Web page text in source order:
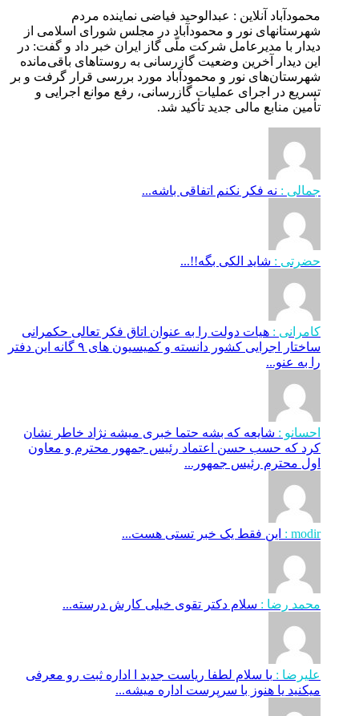
محمودآباد آنلاین : عبدالوحید فیاضی نماینده مردم
شهرستانهای نور و محمودآباد در مجلس شورای اسلامی از
دیدار با مدیرعامل شرکت ملّی گاز ایران خبر داد و گفت: در
این دیدار آخرین وضعیت گازرسانی به روستاهای باقی‌مانده
شهرستان‌های نور و محمودآباد مورد بررسی قرار گرفت و بر
تسریع در اجرای عملیات گازرسانی، رفع موانع اجرایی و
تأمین منابع مالی جدید تأکید شد.
جمالی : نه فکر نکنم اتفاقی باشه...
حضرتی : شاید الکی بگه!!...
کامرانی : هیات دولت را به عنوان اتاق فکر تعالی حکمرانی
ساختار اجرایی کشور دانسته و کمیسیون های ۹ گانه این دفتر
را به عنو...
احسانو : شایعه که بشه حتما خبری میشه نژاد خاطر نشان
کرد که حسب حسن اعتماد رئیس جمهور محترم و معاون
اول محترم رئیس جمهور...
modir : این فقط یک خبر تستی هست...
محمد رضا : سلام دکتر تقوی خیلی کارش درسته...
علیرضا : با سلام لطفا ریاست جدید ا اداره ثبت‌ رو معرفی
میکنید یا هنوز با سرپرست اداره‌ میشه...